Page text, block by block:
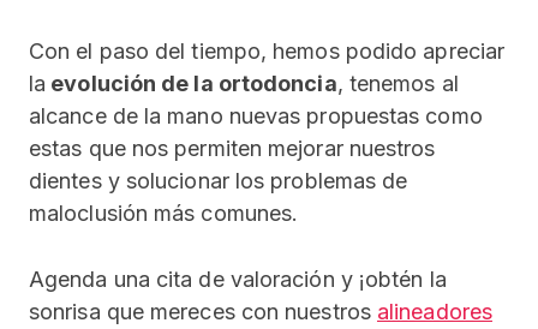
Con el paso del tiempo, hemos podido apreciar
la evolución de la ortodoncia, tenemos al
alcance de la mano nuevas propuestas como
estas que nos permiten mejorar nuestros
dientes y solucionar los problemas de
maloclusión más comunes.
Agenda una cita de valoración y ¡obtén la
sonrisa que mereces con nuestros alineadores